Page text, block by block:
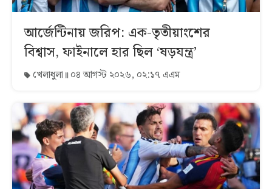
আর্জেন্টিনায় জরিপ: এক-তৃতীয়াংশের
বিশ্বাস, ফাইনালে হার ছিল ‘ষড়যন্ত্র’
খেলাধুলা ০৪ আগস্ট ২০২৬, ০২:১৭ এএম